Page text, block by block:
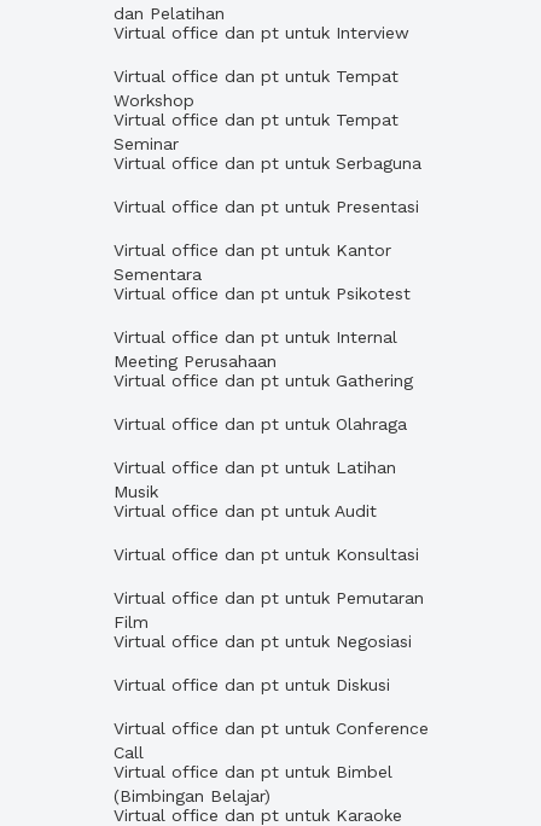
dan Pelatihan
Virtual office dan pt untuk Interview
Virtual office dan pt untuk Tempat
Workshop
Virtual office dan pt untuk Tempat
Seminar
Virtual office dan pt untuk Serbaguna
Virtual office dan pt untuk Presentasi
Virtual office dan pt untuk Kantor
Sementara
Virtual office dan pt untuk Psikotest
Virtual office dan pt untuk Internal
Meeting Perusahaan
Virtual office dan pt untuk Gathering
Virtual office dan pt untuk Olahraga
Virtual office dan pt untuk Latihan
Musik
Virtual office dan pt untuk Audit
Virtual office dan pt untuk Konsultasi
Virtual office dan pt untuk Pemutaran
Film
Virtual office dan pt untuk Negosiasi
Virtual office dan pt untuk Diskusi
Virtual office dan pt untuk Conference
Call
Virtual office dan pt untuk Bimbel
(Bimbingan Belajar)
Virtual office dan pt untuk Karaoke